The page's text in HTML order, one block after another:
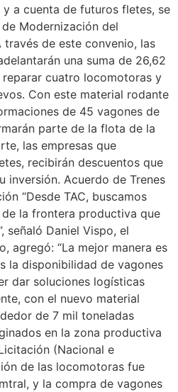
a cuenta de futuros fletes, se
Modernización del
de este convenio, las
una suma de 26,62
cuatro locomotoras y
Con este material rodante
de 45 vagones de
parte de la flota de la
las empresas que
recibirán descuentos que
inversión. Acuerdo de Trenes
“Desde TAC, buscamos
la frontera productiva que
señaló Daniel Vispo, el
agregó: “La mejor manera es
la disponibilidad de vagones
dar soluciones logísticas
con el nuevo material
de 7 mil toneladas
en la zona productiva
(Nacional e
de las locomotoras fue
y la compra de vagones